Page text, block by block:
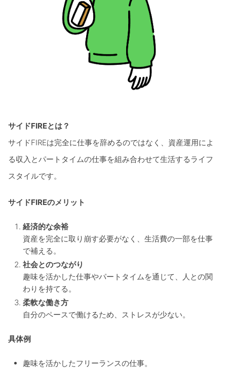
サイドFIREとは？
サイドFIREは完全に仕事を辞めるのではなく、資産運用によ
る収入とパートタイムの仕事を組み合わせて生活するライフ
スタイルです。
サイドFIREのメリット
経済的な余裕
資産を完全に取り崩す必要がなく、生活費の一部を仕事
で補える。
社会とのつながり
趣味を活かした仕事やパートタイムを通じて、人との関
わりを持てる。
柔軟な働き方
自分のペースで働けるため、ストレスが少ない。
具体例
趣味を活かしたフリーランスの仕事。